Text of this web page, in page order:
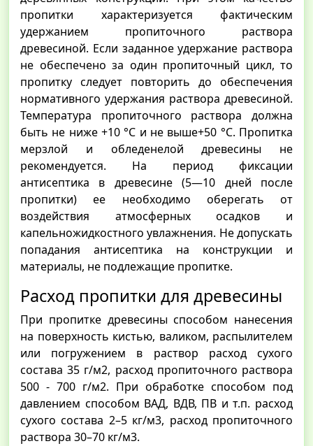
пропитки характеризуется фактическим
удержанием пропиточного раствора
древесиной. Если заданное удержание раствора
не обеспечено за один пропиточный цикл, то
пропитку следует повторить до обеспечения
нормативного удержания раствора древесиной.
Температура пропиточного раствора должна
быть не ниже +10 °С и не выше+50 °С. Пропитка
мерзлой и обледенелой древесины не
рекомендуется. На период фиксации
антисептика в древесине (5—10 дней после
пропитки) ее необходимо оберегать от
воздействия атмосферных осадков и
капельножидкостного увлажнения. Не допускать
попадания антисептика на конструкции и
материалы, не подлежащие пропитке.
Расход пропитки для древесины
При пропитке древесины способом нанесения
на поверхность кистью, валиком, распылителем
или погружением в раствор расход сухого
состава 35 г/м2, расход пропиточного раствора
500 - 700 г/м2. При обработке способом под
давлением способом ВАД, ВДВ, ПВ и т.п. расход
сухого состава 2–5 кг/м3, расход пропиточного
раствора 30–70 кг/м3.